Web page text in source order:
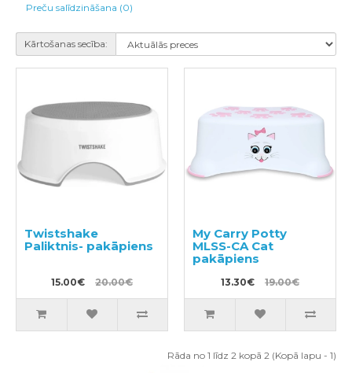
Preču salīdzināšana (0)
Kārtošanas secība:
Twistshake
Paliktnis- pakāpiens
15.00€ 20.00€
My Carry Potty
MLSS-CA Cat
pakāpiens
13.30€ 19.00€
Rāda no 1 līdz 2 kopā 2 (Kopā lapu - 1)